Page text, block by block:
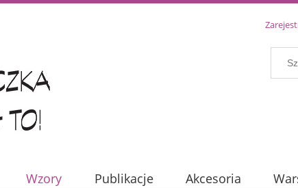
Wzory Publikacje Akcesoria